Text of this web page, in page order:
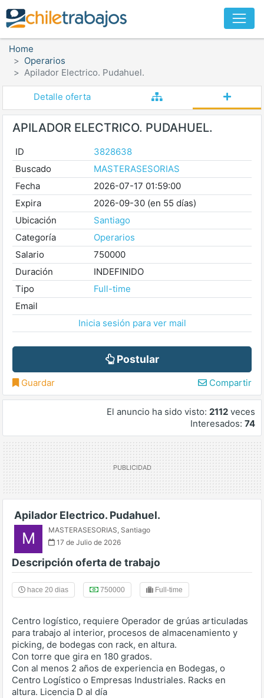
Home
Operarios
Apilador Electrico. Pudahuel.
Detalle oferta
APILADOR ELECTRICO. PUDAHUEL.
ID
3828638
Buscado
MASTERASESORIAS
Fecha
2026-07-17 01:59:00
Expira
2026-09-30 (en 55 días)
Ubicación
Santiago
Categoría
Operarios
Salario
750000
Duración
INDEFINIDO
Tipo
Full-time
Email
Inicia sesión para ver mail
Postular
Guardar Compartir
El anuncio ha sido visto: 2112 veces
Interesados: 74
Apilador Electrico. Pudahuel.
M MASTERASESORIAS, Santiago
17 de Julio de 2026
Descripción oferta de trabajo
hace 20 dias 750000 Full-time
Centro logístico, requiere Operador de grúas articuladas
para trabajo al interior, procesos de almacenamiento y
picking, de bodegas con rack, en altura.
Con torre que gira en 180 grados.
Con al menos 2 años de experiencia en Bodegas, o
Centro Logístico o Empresas Industriales. Racks en
altura. Licencia D al día